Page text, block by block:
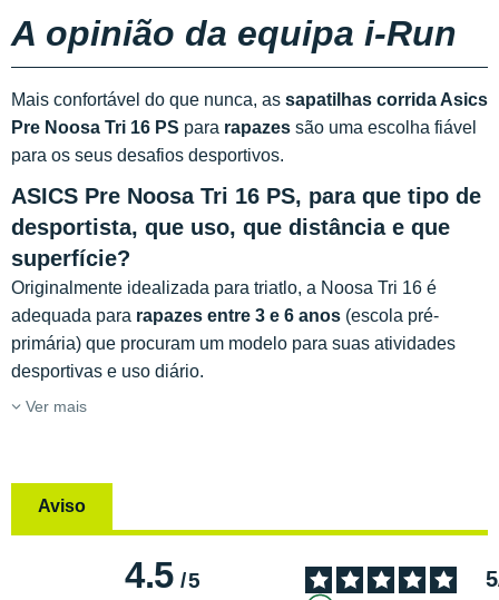
A opinião da equipa i-Run
Mais confortável do que nunca, as sapatilhas corrida Asics
Pre Noosa Tri 16 PS para rapazes são uma escolha fiável
para os seus desafios desportivos.
ASICS Pre Noosa Tri 16 PS, para que tipo de
desportista, que uso, que distância e que
superfície?
Originalmente idealizada para triatlo, a Noosa Tri 16 é
adequada para rapazes entre 3 e 6 anos (escola pré-
primária) que procuram um modelo para suas atividades
desportivas e uso diário.
Ver mais
Aviso
4.5/5 5